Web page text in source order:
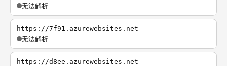
无法解析
https://7f91.azurewebsites.net
无法解析
https://d8ee.azurewebsites.net